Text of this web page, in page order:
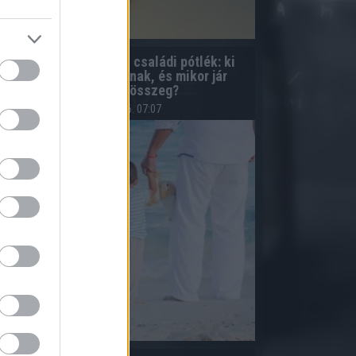
Egyedülálló szülő és családi pótlék: ki
számít egyedülállónak, és mikor jár
magasabb összeg?
2026.08.06. 07:07